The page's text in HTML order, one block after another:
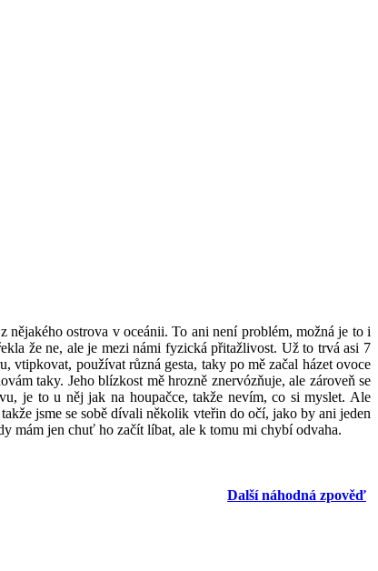
ostrova v oceánii. To ani není problém, možná je to i
že ne, ale je mezi námi fyzická přitažlivost. Už to trvá asi 7
vtipkovat, používat různá gesta, taky po mě začal házet ovoce
taky. Jeho blízkost mě hrozně znervózňuje, ale zároveň se
je to u něj jak na houpačce, takže nevím, co si myslet. Ale
jsme se sobě dívali několik vteřin do očí, jako by ani jeden
mám jen chuť ho začít líbat, ale k tomu mi chybí odvaha.
Další náhodná zpověď